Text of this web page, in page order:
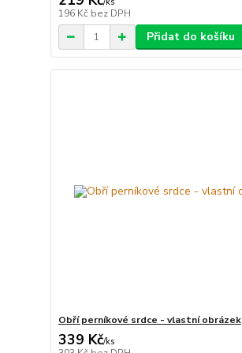
196 Kč bez DPH
Přidat do košíku
Obří perníkové srdce - vlastní obrázek
339 Kč/ks